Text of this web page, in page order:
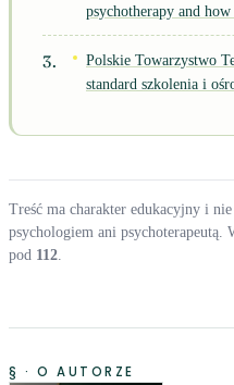
psychotherapy and
Polskie Towarzystwo
standard szkolenia i
Treść ma charakter edukacyjny i
psychologiem ani psychoterapeutą.
pod 112
§ · O AUTORZE